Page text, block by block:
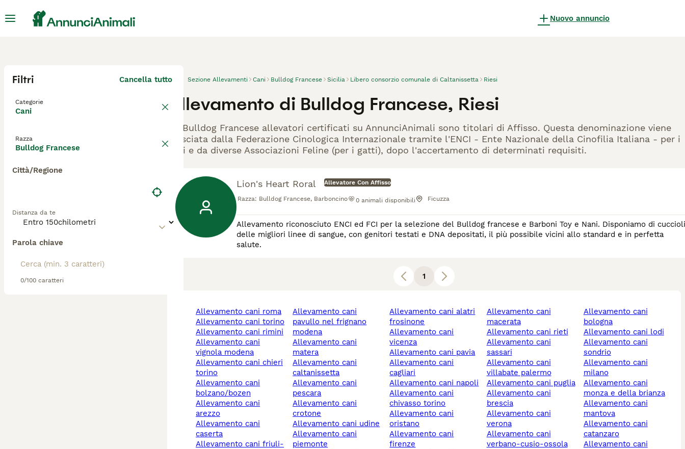
Nuovo annuncio
Filtri Cancella tutto
Categorie
Cani
Razza
Bulldog Francese
Città/Regione
Distanza da te
Parola chiave
0/100 caratteri
Sezione Allevamenti Cani Bulldog Francese Sicilia Libero consorzio comunale di Caltanissetta Riesi
Allevamento di Bulldog Francese, Riesi
Gli Bulldog Francese allevatori certificati su AnnunciAnimali sono titolari di Affisso. Questa denominazione viene
rilasciata dalla Federazione Cinologica Internazionale tramite l'ENCI - Ente Nazionale della Cinofilia Italiana - per i
cani e da diverse Associazioni Feline (per i gatti), dopo l'accertamento di determinati requisiti.
Lion's Heart Roral Allevatore Con Affisso
Razza: Bulldog Francese, Barboncino 0 animali disponibili Ficuzza
Allevamento riconosciuto ENCI ed FCI per la selezione del Bulldog francese e Barboni Toy e Nani. Disponiamo di cuccioli
delle migliori linee di sangue, con genitori testati e DNA depositati, il più possibile vicini allo standard e in perfetta
salute.
1
allevamento cani roma
allevamento cani torino
allevamento cani rimini
allevamento cani
vignola modena
allevamento cani chieri
torino
allevamento cani
bolzano/bozen
allevamento cani
arezzo
allevamento cani
caserta
allevamento cani friuli-
allevamento cani
pavullo nel frignano
modena
allevamento cani
matera
allevamento cani
caltanissetta
allevamento cani
pescara
allevamento cani
crotone
allevamento cani udine
allevamento cani
piemonte
allevamento cani alatri
frosinone
allevamento cani
vicenza
allevamento cani pavia
allevamento cani
cagliari
allevamento cani napoli
allevamento cani
chivasso torino
allevamento cani
oristano
allevamento cani
firenze
allevamento cani
macerata
allevamento cani rieti
allevamento cani
sassari
allevamento cani
villabate palermo
allevamento cani puglia
allevamento cani
brescia
allevamento cani
verona
allevamento cani
verbano-cusio-ossola
allevamento cani
bologna
allevamento cani lodi
allevamento cani
sondrio
allevamento cani
milano
allevamento cani
monza e della brianza
allevamento cani
mantova
allevamento cani
catanzaro
allevamento cani